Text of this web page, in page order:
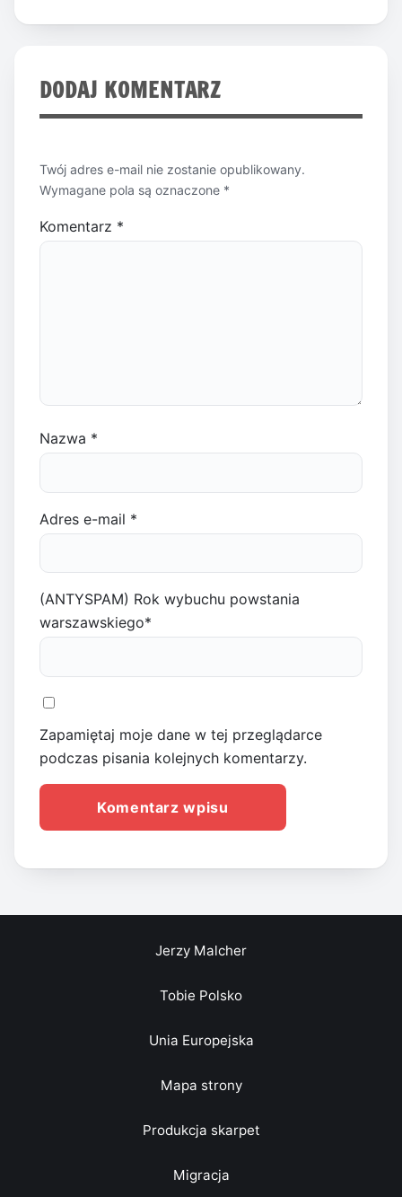
DODAJ KOMENTARZ
Twój adres e-mail nie zostanie opublikowany.
Wymagane pola są oznaczone *
Komentarz *
Nazwa *
Adres e-mail *
(ANTYSPAM) Rok wybuchu powstania
warszawskiego*
Zapamiętaj moje dane w tej przeglądarce
podczas pisania kolejnych komentarzy.
Jerzy Malcher
Tobie Polsko
Unia Europejska
Mapa strony
Produkcja skarpet
Migracja